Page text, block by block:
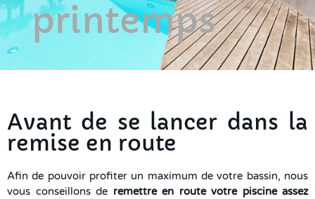
printemps
Avant de se lancer dans la
remise en route
Afin de pouvoir profiter un maximum de votre bassin, nous
vous conseillons de remettre en route votre piscine assez